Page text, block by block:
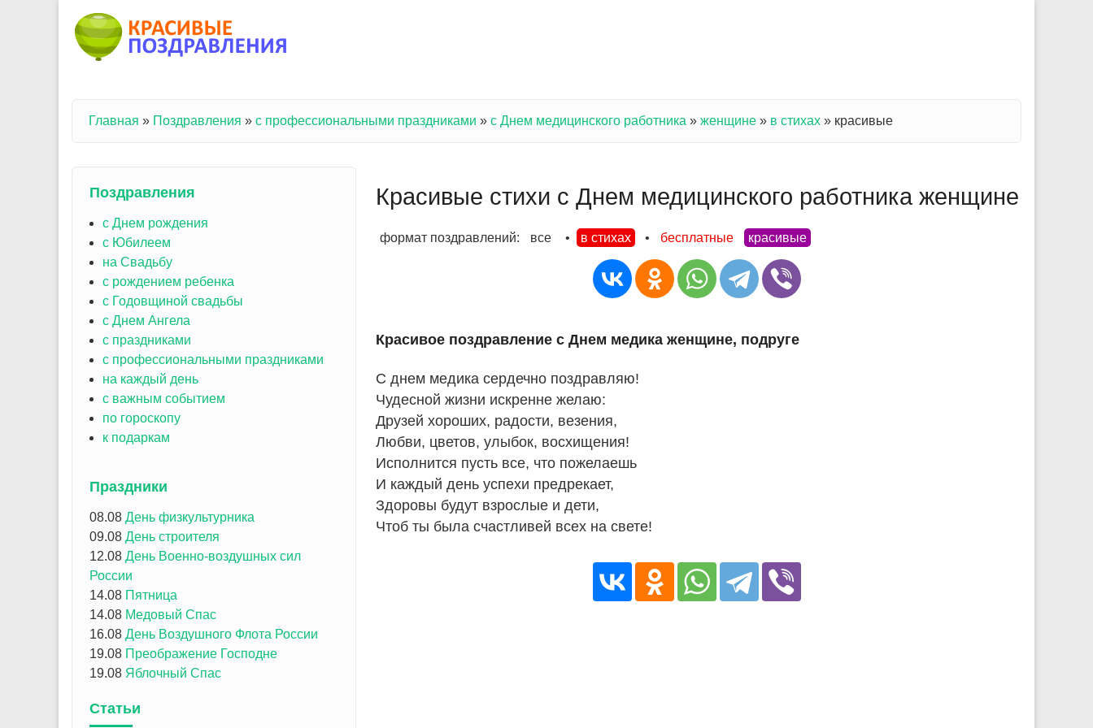
Вы здесь
Главная » Поздравления » с профессиональными праздниками » с Днем медицинского работника » женщине » в стихах » красивые
Красивые стихи с Днем медицинского работника женщине
формат поздравлений: все • в стихах • бесплатные красивые
Красивое поздравление с Днем медика женщине, подруге
С днем медика сердечно поздравляю!
Чудесной жизни искренне желаю:
Друзей хороших, радости, везения,
Любви, цветов, улыбок, восхищения!
Исполнится пусть все, что пожелаешь
И каждый день успехи предрекает,
Здоровы будут взрослые и дети,
Чтоб ты была счастливей всех на свете!
Поздравления
с Днем рождения
с Юбилеем
на Свадьбу
с рождением ребенка
с Годовщиной свадьбы
с Днем Ангела
с праздниками
с профессиональными праздниками
на каждый день
с важным событием
по гороскопу
к подаркам
Праздники
08.08 День физкультурника
09.08 День строителя
12.08 День Военно-воздушных сил
России
14.08 Пятница
14.08 Медовый Спас
16.08 День Воздушного Флота России
19.08 Преображение Господне
19.08 Яблочный Спас
Статьи